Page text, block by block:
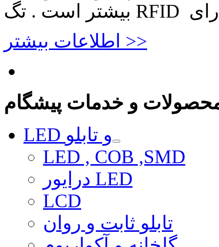
اطلاعات بیشتر >>
و خدمات پیشگام
LED و تابلو
LED , COB ,SMD
درایور LED
LCD
تابلو ثابت و روان